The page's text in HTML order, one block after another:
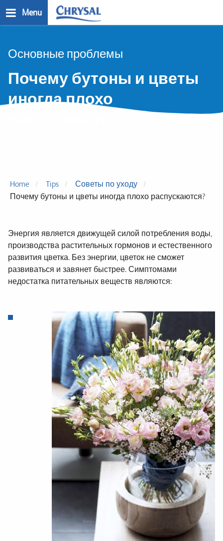
to
Menu
Основные проблемы
Почему бутоны и цветы
иногда плохо
Home Tips
Советы по уходу
Почему бутоны и цветы иногда плохо распускаются?
Энергия является движущей силой потребления воды,
производства растительных гормонов и естественного
развития цветка. Без энергии, цветок не сможет
развиваться и завянет быстрее. Симптомами
недостатка питательных веществ являются: